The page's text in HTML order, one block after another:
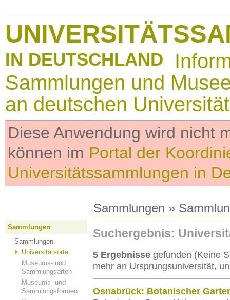
IN DEUTSCHLAND
Sammlungen und
an deutschen
Diese Anwendung wird nicht
können im Portal der
Universitätssammlungen in
Sammlungen »
Sammlungen
Sammlungen
Universitätsorte
Museums- und
Sammlungsarten
Museums- und
Sammlungsformen
Suchergebnis:
5 Ergebnisse gefunden (Keine
mehr an Ursprungsuniversität,
Osnabrück: Botanischer